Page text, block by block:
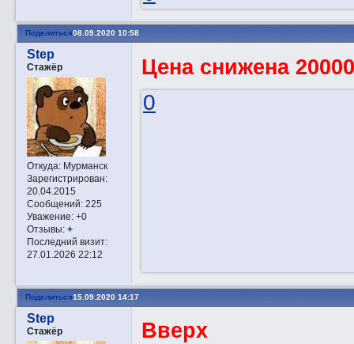
Поделиться08.09.2020 10:58
Step
Стажёр
Откуда:Мурманск
Зарегистрирован:
20.04.2015
Сообщений:225
Уважение: +0
Отзывы: +
Последний визит:
27.01.2026 22:12
Цена снижена
0
Поделиться15.09.2020 14:17
Step
Стажёр
Вверх